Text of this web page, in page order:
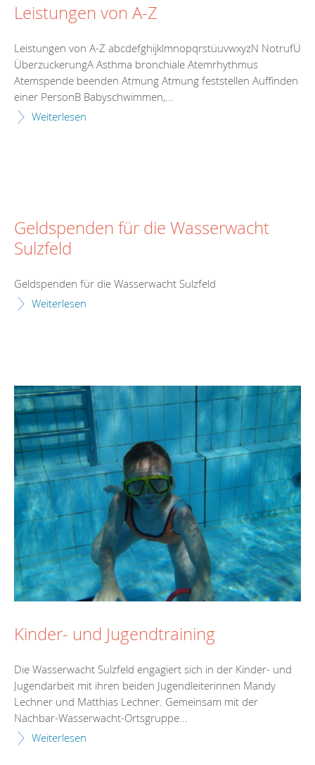
Leistungen von A-Z
Leistungen von A-Z abcdefghijklmnopqrstüuvwxyzN NotrufÜ
ÜberzuckerungA Asthma bronchiale Atemrhythmus
Atemspende beenden Atmung Atmung feststellen Auffinden
einer PersonB Babyschwimmen,...
Weiterlesen
Geldspenden für die Wasserwacht
Sulzfeld
Geldspenden für die Wasserwacht Sulzfeld
Weiterlesen
Kinder- und Jugendtraining
Die Wasserwacht Sulzfeld engagiert sich in der Kinder- und
Jugendarbeit mit ihren beiden Jugendleiterinnen Mandy
Lechner und Matthias Lechner. Gemeinsam mit der
Nachbar-Wasserwacht-Ortsgruppe...
Weiterlesen